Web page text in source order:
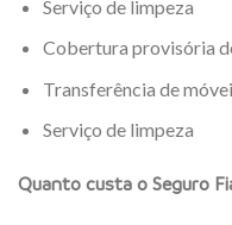
Serviço de limpeza
Cobertura provisória
Transferência de
Serviço de limpeza
Quanto custa o Seguro